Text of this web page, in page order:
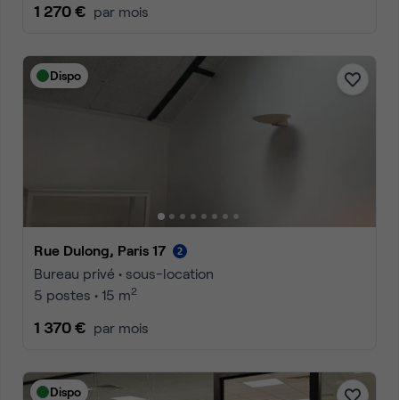
1 270 € par mois
Dispo
Rue Dulong, Paris 17
Bureau privé • sous-location
5 postes • 15 m2
1 370 € par mois
Dispo